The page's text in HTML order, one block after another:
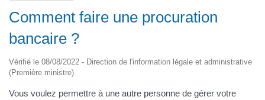
Comment faire une procuration
bancaire ?
Vérifié le 08/08/2022 - Direction de l'information légale et administrative
(Première ministre)
Vous voulez permettre à une autre personne de gérer votre